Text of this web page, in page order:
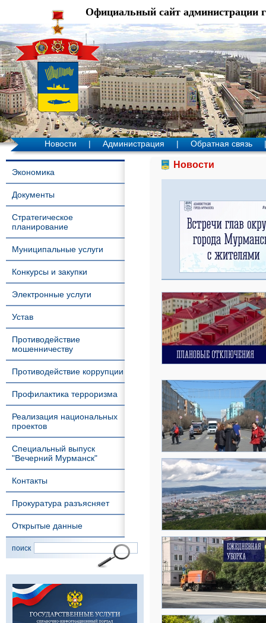
Официальный сайт администрации
Новости | Администрация | Обратная связь |
Экономика
Документы
Стратегическое
планирование
Муниципальные услуги
Конкурсы и закупки
Электронные услуги
Устав
Противодействие
мошенничеству
Противодействие коррупции
Профилактика терроризма
Реализация национальных
проектов
Специальный выпуск
"Вечерний Мурманск"
Контакты
Прокуратура разъясняет
Открытые данные
поиск
Новости